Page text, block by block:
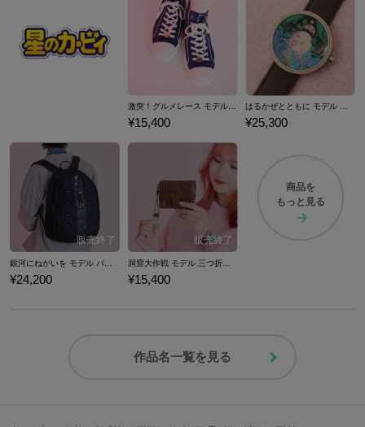
激突！グルメレース モデル ハイカットスニーカー 『星のカービィ スーパーデラックス』 （ 2024Ver. ）
¥15,400
はるかぜとともに モデル 腕時計 『星のカービィ スーパーデラックス』 （ 2024Ver. ）
¥25,300
¥24,200
洞窟大作戦 モデル 三つ折り財布 『星のカービィ スーパーデラックス』 （ 2024Ver. ）
¥15,400
商品を
もっと見る
作品名一覧を見る